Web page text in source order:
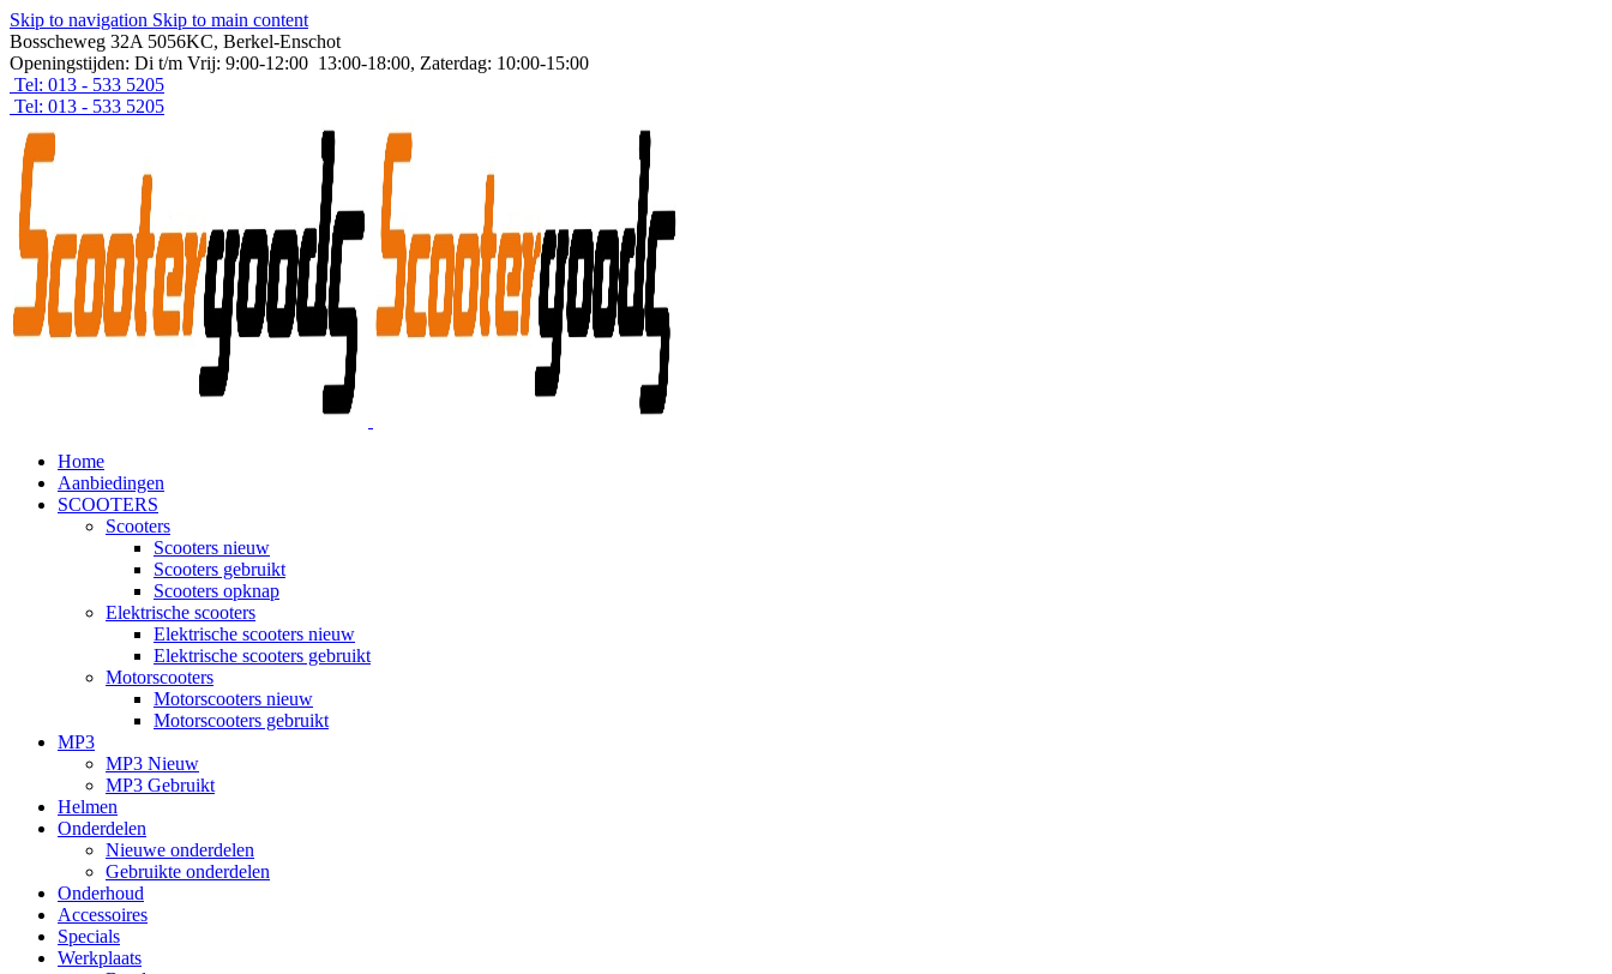
Skip to navigation Skip to main content
Bosscheweg 32A 5056KC, Berkel-Enschot
Openingstijden: Di t/m Vrij: 9:00-12:00 13:00-18:00, Zaterdag: 10:00-15:00
Tel: 013 - 533 5205
Tel: 013 - 533 5205
Home
Aanbiedingen
SCOOTERS
Scooters
Scooters nieuw
Scooters gebruikt
Scooters opknap
Elektrische scooters
Elektrische scooters nieuw
Elektrische scooters gebruikt
Motorscooters
Motorscooters nieuw
Motorscooters gebruikt
MP3
MP3 Nieuw
MP3 Gebruikt
Helmen
Onderdelen
Nieuwe onderdelen
Gebruikte onderdelen
Onderhoud
Accessoires
Specials
Werkplaats